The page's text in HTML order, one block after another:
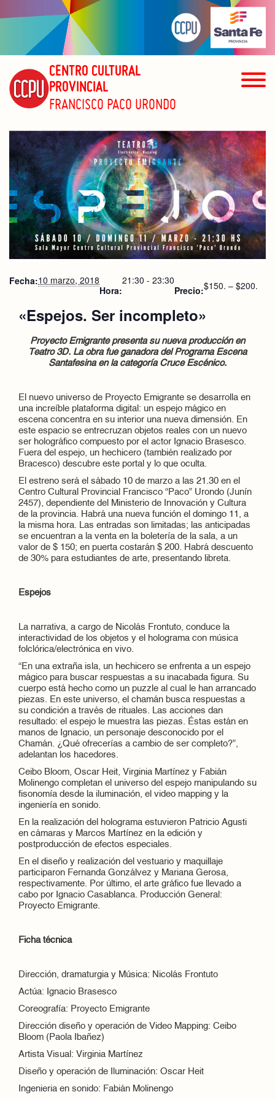
CENTRO CULTURAL
PROVINCIAL
FRANCISCO PACO URONDO
Fecha:10 marzo, 2018
Hora:
21:30 - 23:30
Precio:$150. – $200.
«Espejos. Ser incompleto»
Proyecto Emigrante presenta su nueva producción en
Teatro 3D. La obra fue ganadora del Programa Escena
Santafesina en la categoría Cruce Escénico.
El nuevo universo de Proyecto Emigrante se desarrolla en
una increíble plataforma digital: un espejo mágico en
escena concentra en su interior una nueva dimensión. En
este espacio se entrecruzan objetos reales con un nuevo
ser holográfico compuesto por el actor Ignacio Brasesco.
Fuera del espejo, un hechicero (también realizado por
Bracesco) descubre este portal y lo que oculta.
El estreno será el sábado 10 de marzo a las 21.30 en el
Centro Cultural Provincial Francisco “Paco” Urondo (Junín
2457), dependiente del Ministerio de Innovación y Cultura
de la provincia. Habrá una nueva función el domingo 11, a
la misma hora. Las entradas son limitadas; las anticipadas
se encuentran a la venta en la boletería de la sala, a un
valor de $ 150; en puerta costarán $ 200. Habrá descuento
de 30% para estudiantes de arte, presentando libreta.
Espejos
La narrativa, a cargo de Nicolás Frontuto, conduce la
interactividad de los objetos y el holograma con música
folclórica/electrónica en vivo.
“En una extraña isla, un hechicero se enfrenta a un espejo
mágico para buscar respuestas a su inacabada figura. Su
cuerpo está hecho como un puzzle al cual le han arrancado
piezas. En este universo, el chamán busca respuestas a
su condición a través de rituales. Las acciones dan
resultado: el espejo le muestra las piezas. Éstas están en
manos de Ignacio, un personaje desconocido por el
Chamán. ¿Qué ofrecerías a cambio de ser completo?”,
adelantan los hacedores.
Ceibo Bloom, Oscar Heit, Virginia Martínez y Fabián
Molinengo completan el universo del espejo manipulando su
fisonomía desde la iluminación, el video mapping y la
ingeniería en sonido.
En la realización del holograma estuvieron Patricio Agusti
en cámaras y Marcos Martínez en la edición y
postproducción de efectos especiales.
En el diseño y realización del vestuario y maquillaje
participaron Fernanda Gonzálvez y Mariana Gerosa,
respectivamente. Por último, el arte gráfico fue llevado a
cabo por Ignacio Casablanca. Producción General:
Proyecto Emigrante.
Ficha técnica
Dirección, dramaturgia y Música: Nicolás Frontuto
Actúa: Ignacio Brasesco
Coreografía: Proyecto Emigrante
Dirección diseño y operación de Video Mapping: Ceibo
Bloom (Paola Ibañez)
Artista Visual: Virginia Martínez
Diseño y operación de Iluminación: Oscar Heit
Ingenieria en sonido: Fabián Molinengo